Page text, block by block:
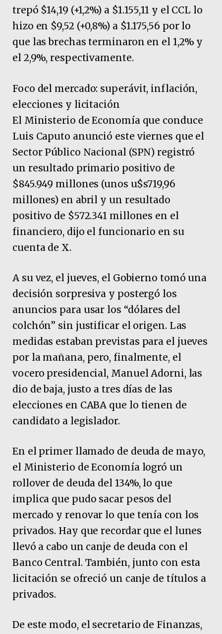
trepó $14,19 (+1,2%) a $1.155,11 y el CCL lo
hizo en $9,52 (+0,8%) a $1.175,56 por lo
que las brechas terminaron en el 1,2% y
el 2,9%, respectivamente.
Foco del mercado: superávit, inflación,
elecciones y licitación
El Ministerio de Economía que conduce
Luis Caputo anunció este viernes que el
Sector Público Nacional (SPN) registró
un resultado primario positivo de
$845.949 millones (unos u$s719,96
millones) en abril y un resultado
positivo de $572.341 millones en el
financiero, dijo el funcionario en su
cuenta de X.
A su vez, el jueves, el Gobierno tomó una
decisión sorpresiva y postergó los
anuncios para usar los “dólares del
colchón” sin justificar el origen. Las
medidas estaban previstas para el jueves
por la mañana, pero, finalmente, el
vocero presidencial, Manuel Adorni, las
dio de baja, justo a tres días de las
elecciones en CABA que lo tienen de
candidato a legislador.
En el primer llamado de deuda de mayo,
el Ministerio de Economía logró un
rollover de deuda del 134%, lo que
implica que pudo sacar pesos del
mercado y renovar lo que tenía con los
privados. Hay que recordar que el lunes
llevó a cabo un canje de deuda con el
Banco Central. También, junto con esta
licitación se ofreció un canje de títulos a
privados.
De este modo, el secretario de Finanzas,